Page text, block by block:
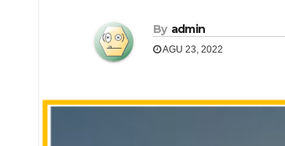
By admin
AGU 23, 2022